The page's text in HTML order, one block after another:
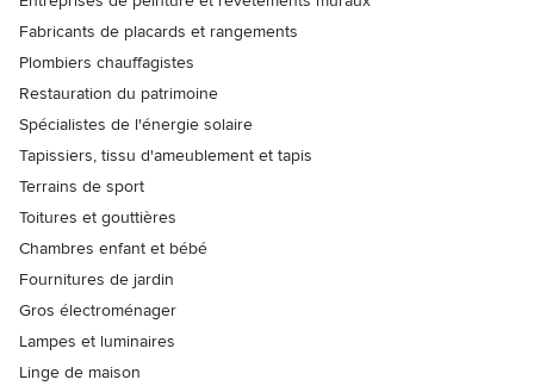
Fabricants de placards et rangements
Plombiers chauffagistes
Restauration du patrimoine
Spécialistes de l'énergie solaire
Tapissiers, tissu d'ameublement et tapis
Terrains de sport
Toitures et gouttières
Chambres enfant et bébé
Fournitures de jardin
Gros électroménager
Lampes et luminaires
Linge de maison